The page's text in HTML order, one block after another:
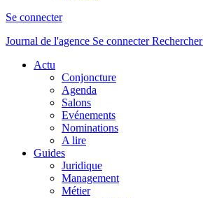
Se connecter
Journal de l'agence Se connecterRechercher
Actu
Conjoncture
Agenda
Salons
Evénements
Nominations
A lire
Guides
Juridique
Management
Métier